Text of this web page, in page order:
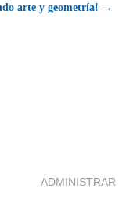
arte y geometría! →
ADMINISTRAR